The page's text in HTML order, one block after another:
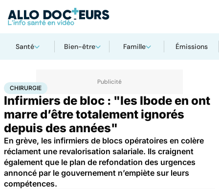
Santé Bien-être Famille Émissions
AccueilSanté Maladies
CHIRURGIE
Infirmiers de bloc : "les Ibode en ont
marre d’être totalement ignorés
depuis des années"
En grève, les infirmiers de blocs opératoires en colère
réclament une revalorisation salariale. Ils craignent
également que le plan de refondation des urgences
annoncé par le gouvernement n’empiète sur leurs
compétences.